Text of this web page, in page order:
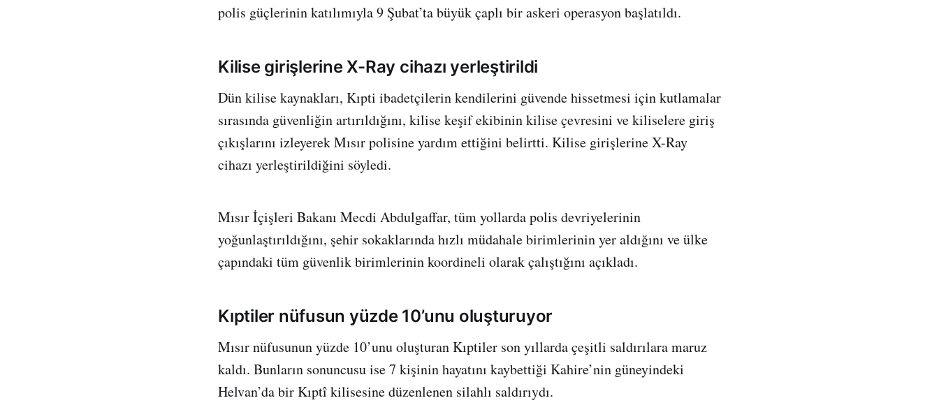
polis güçlerinin katılımıyla 9 Şubat’ta büyük çaplı bir askeri operasyon başlatıldı.
Kilise girişlerine X-Ray cihazı yerleştirildi
Dün kilise kaynakları, Kıpti ibadetçilerin kendilerini güvende hissetmesi için kutlamalar
sırasında güvenliğin artırıldığını, kilise keşif ekibinin kilise çevresini ve kiliselere giriş
çıkışlarını izleyerek Mısır polisine yardım ettiğini belirtti. Kilise girişlerine X-Ray
cihazı yerleştirildiğini söyledi.
Mısır İçişleri Bakanı Mecdi Abdulgaffar, tüm yollarda polis devriyelerinin
yoğunlaştırıldığını, şehir sokaklarında hızlı müdahale birimlerinin yer aldığını ve ülke
çapındaki tüm güvenlik birimlerinin koordineli olarak çalıştığını açıkladı.
Kıptiler nüfusun yüzde 10’unu oluşturuyor
Mısır nüfusunun yüzde 10’unu oluşturan Kıptiler son yıllarda çeşitli saldırılara maruz
kaldı. Bunların sonuncusu ise 7 kişinin hayatını kaybettiği Kahire’nin güneyindeki
Helvan’da bir Kıptî kilisesine düzenlenen silahlı saldırıydı.